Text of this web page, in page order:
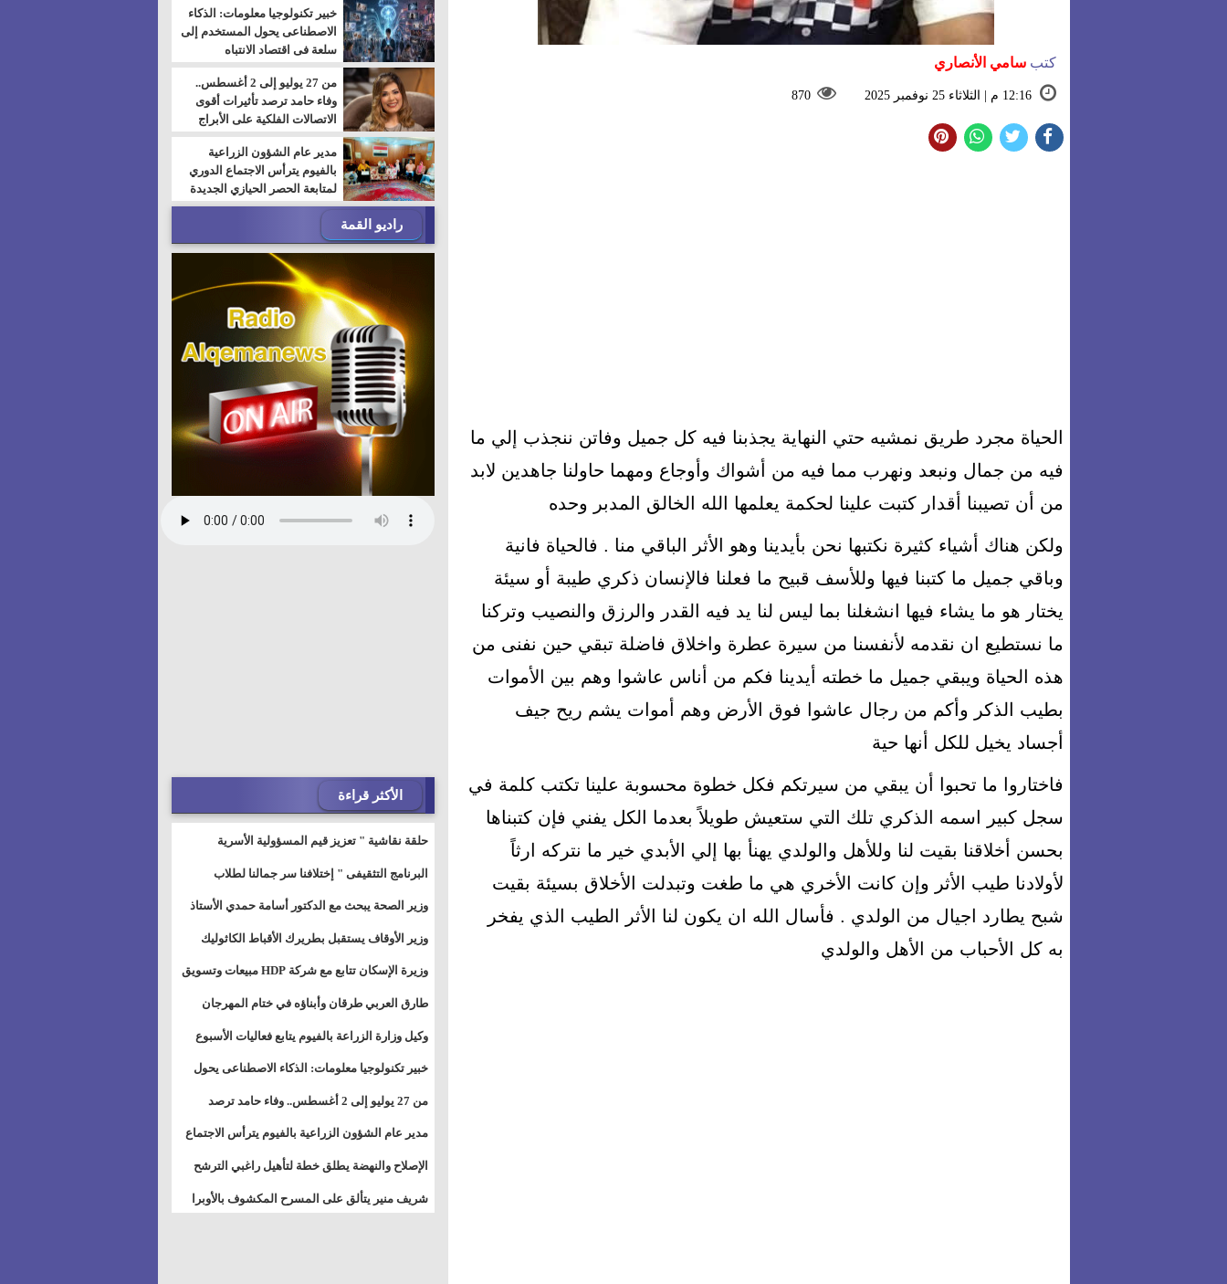
كتبسامي الأنصاري
12:16 م | الثلاثاء 25 نوفمبر 2025 870
الحياة مجرد طريق نمشيه حتي النهاية يجذبنا فيه كل جميل وفاتن ننجذب إلي ما
فيه من جمال ونبعد ونهرب مما فيه من أشواك وأوجاع ومهما حاولنا جاهدين لابد
من أن تصيبنا أقدار كتبت علينا لحكمة يعلمها الله الخالق المدبر وحده
ولكن هناك أشياء كثيرة نكتبها نحن بأيدينا وهو الأثر الباقي منا . فالحياة فانية
وباقي جميل ما كتبنا فيها وللأسف قبيح ما فعلنا فالإنسان ذكري طيبة أو سيئة
يختار هو ما يشاء فيها انشغلنا بما ليس لنا يد فيه القدر والرزق والنصيب وتركنا
ما نستطيع ان نقدمه لأنفسنا من سيرة عطرة واخلاق فاضلة تبقي حين نفنى من
هذه الحياة ويبقي جميل ما خطته أيدينا فكم من أناس عاشوا وهم بين الأموات
بطيب الذكر وأكم من رجال عاشوا فوق الأرض وهم أموات يشم ريح جيف
أجساد يخيل للكل أنها حية
فاختاروا ما تحبوا أن يبقي من سيرتكم فكل خطوة محسوبة علينا تكتب كلمة في
سجل كبير اسمه الذكري تلك التي ستعيش طويلاً بعدما الكل يفني فإن كتبناها
بحسن أخلاقنا بقيت لنا وللأهل والولدي يهنأ بها إلي الأبدي خير ما نتركه ارثاً
لأولادنا طيب الأثر وإن كانت الأخري هي ما طغت وتبدلت الأخلاق بسيئة بقيت
شبح يطارد اجيال من الولدي . فأسال الله ان يكون لنا الأثر الطيب الذي يفخر
به كل الأحباب من الأهل والولدي
خبير تكنولوجيا معلومات: الذكاء
الاصطناعى يحول المستخدم إلى
سلعة فى اقتصاد الانتباه
من 27 يوليو إلى 2 أغسطس..
وفاء حامد ترصد تأثيرات أقوى
الاتصالات الفلكية على الأبراج
مدير عام الشؤون الزراعية
بالفيوم يترأس الاجتماع الدوري
لمتابعة الحصر الحيازي الجديدة
راديو القمة
الأكثر قراءة
حلقة نقاشية " تعزيز قيم المسؤولية الأسرية
البرنامج التثقيفى " إختلافنا سر جمالنا لطلاب
وطالبات ذوى الهمهم" بمدارس التربية الخاصة
وزير الصحة يبحث مع الدكتور أسامة حمدي الأستاذ
بجامعة هارفارد توسيع برامج التوعية بمرض السكري
وزير الأوقاف يستقبل بطريرك الأقباط الكاثوليك
وزيرة الإسكان تتابع مع شركة HDP مبيعات وتسويق
مشروعات المدن الجديدة
طارق العربي طرقان وأبناؤه في ختام المهرجان
الصيفي للموسيقى والغناء بالمسرح المكشوف
وكيل وزارة الزراعة بالفيوم يتابع فعاليات الأسبوع
خبير تكنولوجيا معلومات: الذكاء الاصطناعى يحول
المستخدم إلى سلعة فى اقتصاد الانتباه
من 27 يوليو إلى 2 أغسطس.. وفاء حامد ترصد
تأثيرات أقوى الاتصالات الفلكية على الأبراج
مدير عام الشؤون الزراعية بالفيوم يترأس الاجتماع
الدوري لمتابعة الحصر الحيازي الجديدة
الإصلاح والنهضة يطلق خطة لتأهيل راغبي الترشح
للمجالس الشعبية المحلية ويستعرض خطط أماناته
بالمحافظات
شريف منير يتألق على المسرح المكشوف بالأوبرا